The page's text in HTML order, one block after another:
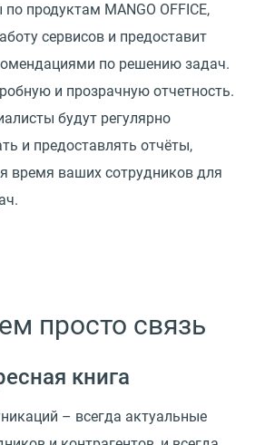
продуктам MANGO OFFICE,
сервисов и предоставит
по решению задач.
и прозрачную отчетность.
будут регулярно
и предоставлять отчёты,
время ваших сотрудников для
просто связь
книга
– всегда актуальные